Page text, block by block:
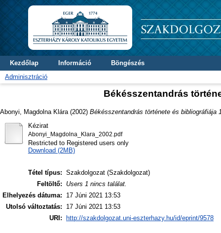
Kezdőlap Információ
Böngészés
Adminisztráció
Békésszentandrás
Abonyi, Magdolna Klára (2002) Békésszentandrás története és bibliográfiája
Kézirat
Abonyi_Magdolna_Klara_2002.pdf
Restricted to Registered users only
Download (2MB)
Tétel típus: Szakdolgozat (Szakdolgozat)
Feltöltő:
Users 1 nincs találat.
Elhelyezés dátuma:
17 Júni 2021 13:53
Utolsó változtatás:
17 Júni 2021 13:53
URI:
http://szakdolgozat.uni-eszterhazy.hu/id/eprint/9578